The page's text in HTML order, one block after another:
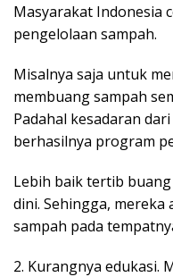
Masyarakat Indonesia
pengelolaan sampah.
Misalnya saja untuk
membuang sampah
Padahal kesadaran
berhasilnya program
Lebih baik tertib
dini. Sehingga,
sampah pada
2. Kurangnya edukasi.